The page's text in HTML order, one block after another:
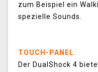
zum Beispiel ein
spezielle Sounds.
TOUCH-PANEL
Der DualShock 4